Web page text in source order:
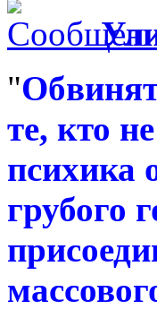
"
те, кто
психика
грубого